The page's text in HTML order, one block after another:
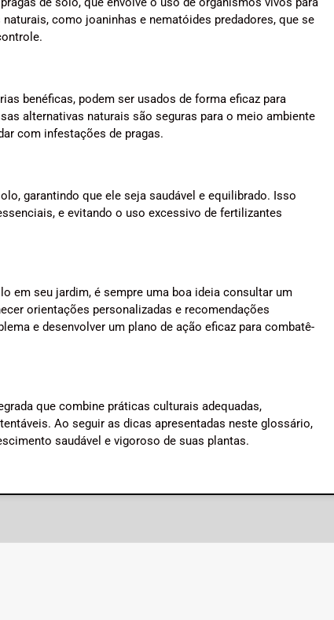
como joaninhas e nematóides predadores, que se
benéficas, podem ser usados de forma eficaz para
alternativas naturais são seguras para o meio ambiente
com infestações de pragas.
garantindo que ele seja saudável e equilibrado. Isso
e evitando o uso excessivo de fertilizantes
em seu jardim, é sempre uma boa ideia consultar um
orientações personalizadas e recomendações
e desenvolver um plano de ação eficaz para combatê-
que combine práticas culturais adequadas,
Ao seguir as dicas apresentadas neste glossário,
saudável e vigoroso de suas plantas.